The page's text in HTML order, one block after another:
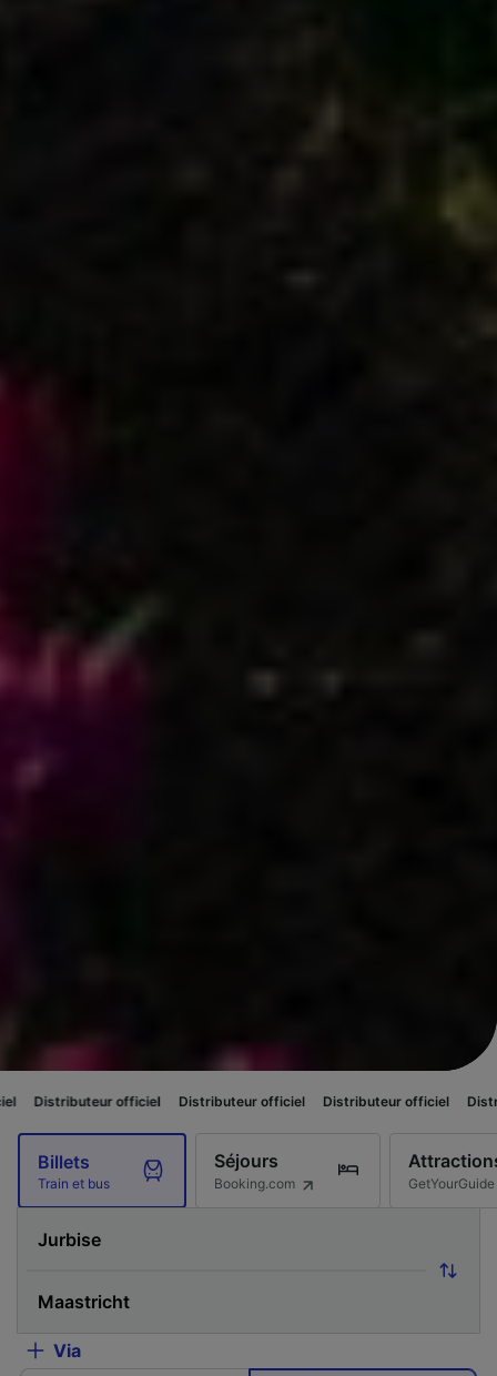
officiel Distributeur officiel Distributeur officiel Distributeur
Billets
Train et bus
Séjours
Booking.com GetYourGuide
Via